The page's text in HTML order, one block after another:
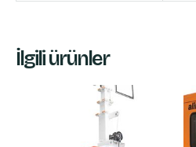
İlgili ürünler